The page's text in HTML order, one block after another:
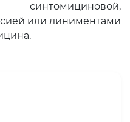
или линиментами